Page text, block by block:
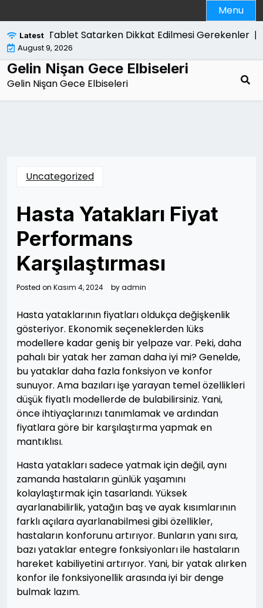
to
content
Menu
LatestTablet Satarken Dikkat Edilmesi Gerekenler |
August 9, 2026
Gelin Nişan Gece Elbiseleri
Gelin Nişan Gece Elbiseleri
Uncategorized
Hasta Yatakları Fiyat
Performans
Karşılaştırması
Posted on Kasım 4, 2024 byadmin
Hasta yataklarının fiyatları oldukça değişkenlik
gösteriyor. Ekonomik seçeneklerden lüks
modellere kadar geniş bir yelpaze var. Peki, daha
pahalı bir yatak her zaman daha iyi mi? Genelde,
bu yataklar daha fazla fonksiyon ve konfor
sunuyor. Ama bazıları işe yarayan temel özellikleri
düşük fiyatlı modellerde de bulabilirsiniz. Yani,
önce ihtiyaçlarınızı tanımlamak ve ardından
fiyatlara göre bir karşılaştırma yapmak en
mantıklısı.
Hasta yatakları sadece yatmak için değil, aynı
zamanda hastaların günlük yaşamını
kolaylaştırmak için tasarlandı. Yüksek
ayarlanabilirlik, yatağın baş ve ayak kısımlarının
farklı açılara ayarlanabilmesi gibi özellikler,
hastaların konforunu artırıyor. Bunların yanı sıra,
bazı yataklar entegre fonksiyonları ile hastaların
hareket kabiliyetini artırıyor. Yani, bir yatak alırken
konfor ile fonksiyonellik arasında iyi bir denge
bulmak lazım.